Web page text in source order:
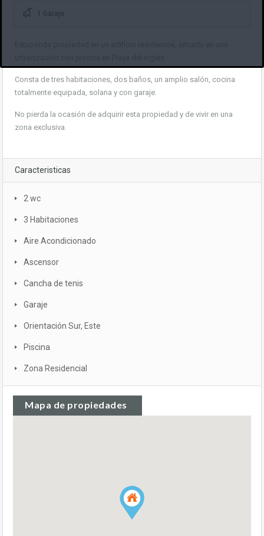
1 Garaje
Consta de tres habitaciones, dos baños, un amplio salón, cocina
totalmente equipada, solana y con garaje.
No pierda la ocasión de adquirir esta propiedad y de vivir en una
zona exclusiva.
Caracteristicas
2 wc
3 Habitaciones
Aire Acondicionado
Ascensor
Cancha de tenis
Garaje
Orientación Sur, Este
Piscina
Zona Residencial
Mapa de propiedades